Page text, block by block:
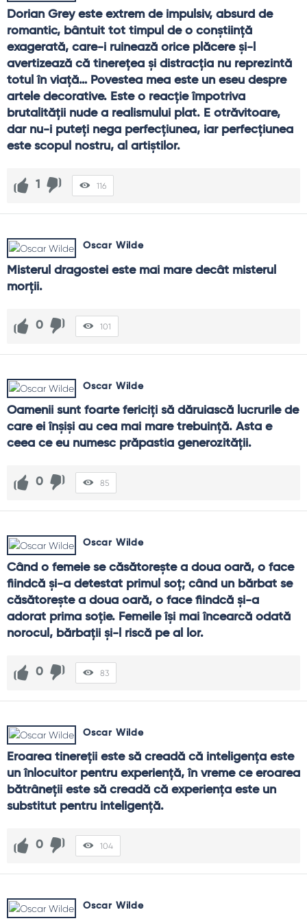
Dorian Grey este extrem de impulsiv, absurd de
romantic, bântuit tot timpul de o conştiinţă
exagerată, care-i ruinează orice plăcere şi-l
avertizează că tinereţea şi distracţia nu reprezintă
totul în viaţă… Povestea mea este un eseu despre
artele decorative. Este o reacţie împotriva
brutalităţii nude a realismului plat. E otrăvitoare,
dar nu-i puteţi nega perfecţiunea, iar perfecţiunea
este scopul nostru, al artiştilor.
1 116
Oscar Wilde
Misterul dragostei este mai mare decât misterul
morţii.
0 101
Oscar Wilde
Oamenii sunt foarte fericiţi să dăruiască lucrurile de
care ei înşişi au cea mai mare trebuinţă. Asta e
ceea ce eu numesc prăpastia generozităţii.
0 85
Oscar Wilde
Când o femeie se căsătoreşte a doua oară, o face
fiindcă şi-a detestat primul soţ; când un bărbat se
căsătoreşte a doua oară, o face fiindcă şi-a
adorat prima soţie. Femeile îşi mai încearcă odată
norocul, bărbaţii şi-l riscă pe al lor.
0 83
Oscar Wilde
Eroarea tinereţii este să creadă că inteligenţa este
un înlocuitor pentru experienţă, în vreme ce eroarea
bătrâneţii este să creadă că experienţa este un
substitut pentru inteligenţă.
0 104
Oscar Wilde